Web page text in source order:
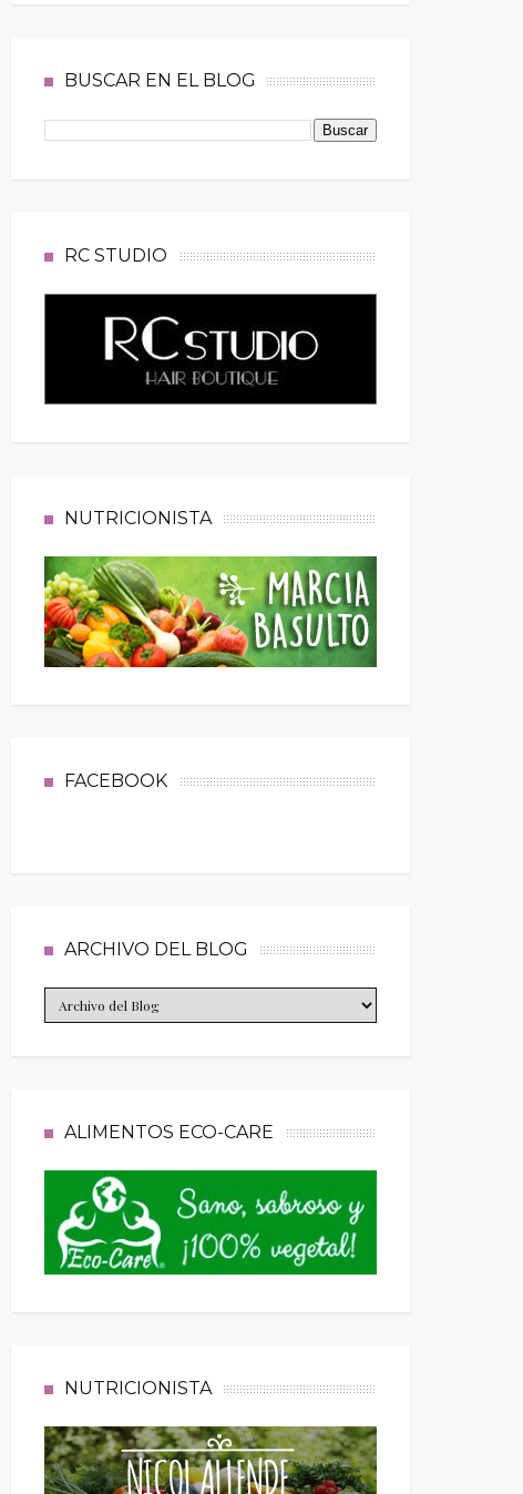
BUSCAR EN EL BLOG
RC STUDIO
NUTRICIONISTA
FACEBOOK
ARCHIVO DEL BLOG
ALIMENTOS ECO-CARE
NUTRICIONISTA